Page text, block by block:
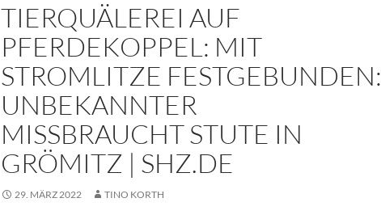
TIERQUÄLEREI AUF
PFERDEKOPPEL: MIT
STROMLITZE FESTGEBUNDEN:
UNBEKANNTER
MISSBRAUCHT STUTE IN
GRÖMITZ | SHZ.DE
29. MÄRZ 2022 TINO KORTH